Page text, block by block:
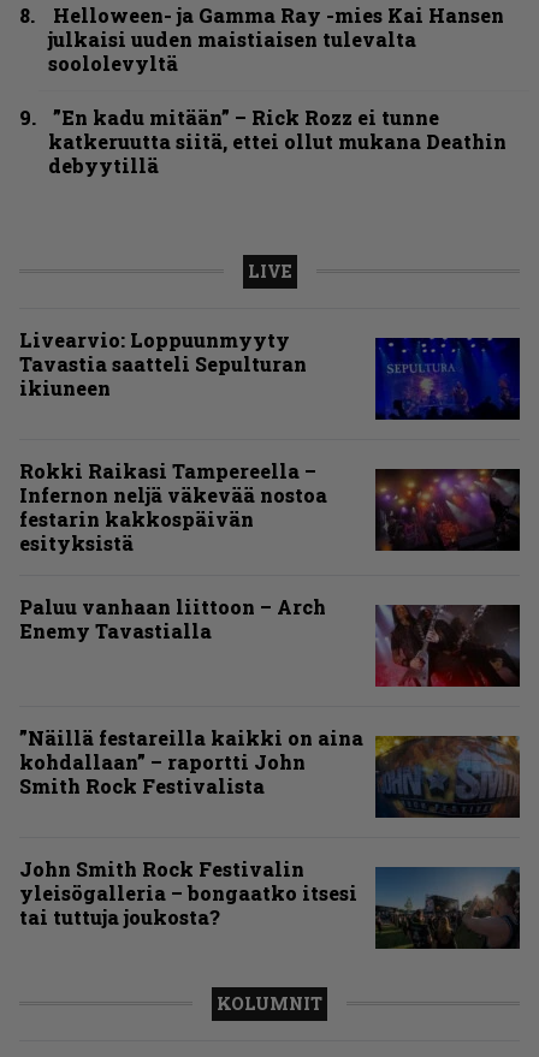
Helloween- ja Gamma Ray -mies Kai Hansen
julkaisi uuden maistiaisen tulevalta
soololevyltä
”En kadu mitään” – Rick Rozz ei tunne
katkeruutta siitä, ettei ollut mukana Deathin
debyytillä
LIVE
Livearvio: Loppuunmyyty
Tavastia saatteli Sepulturan
ikiuneen
Rokki Raikasi Tampereella –
Infernon neljä väkevää nostoa
festarin kakkospäivän
esityksistä
Paluu vanhaan liittoon – Arch
Enemy Tavastialla
”Näillä festareilla kaikki on aina
kohdallaan” – raportti John
Smith Rock Festivalista
John Smith Rock Festivalin
yleisögalleria – bongaatko itsesi
tai tuttuja joukosta?
KOLUMNIT